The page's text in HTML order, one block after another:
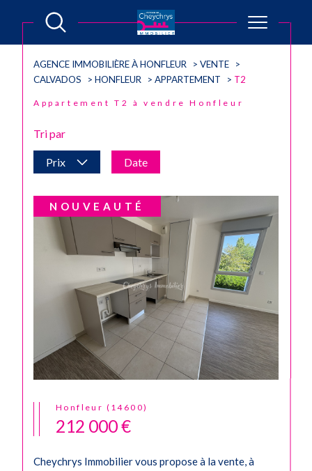
AGENCE IMMOBILIÈRE À HONFLEUR
VENTE
CALVADOS
HONFLEUR APPARTEMENT T2
Appartement T2 à vendre Honfleur
Tri par
Prix Date
NOUVEAUTÉ
Honfleur (14600)
212 000 €
Cheychrys Immobilier vous propose à la vente, à